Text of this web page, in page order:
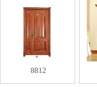
8812